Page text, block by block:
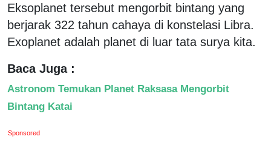
Eksoplanet tersebut mengorbit bintang yang
berjarak 322 tahun cahaya di konstelasi Libra.
Exoplanet adalah planet di luar tata surya kita.
Baca Juga :
Astronom Temukan Planet Raksasa Mengorbit
Bintang Katai
Sponsored